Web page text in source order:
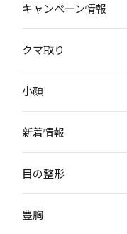
キャンペーン情報
クマ取り
小顔
新着情報
目の整形
豊胸